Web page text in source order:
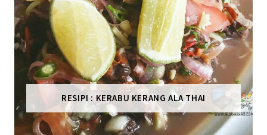
RESIPI : KERABU KERANG ALA THAI